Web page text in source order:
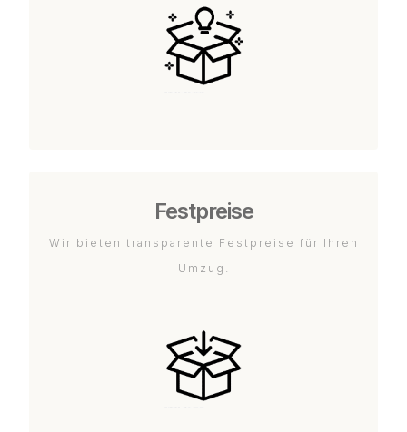
Festpreise
Wir bieten transparente Festpreise für Ihren
Umzug.